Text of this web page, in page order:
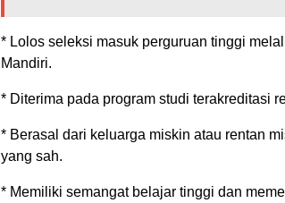
* Lolos seleksi masuk perguruan tinggi
Mandiri.
* Diterima pada program studi terakreditasi
* Berasal dari keluarga miskin atau rentan
yang sah.
* Memiliki semangat belajar tinggi dan